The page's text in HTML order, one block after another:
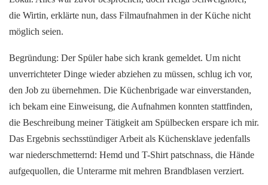
die Wirtin, erklärte nun, dass Filmaufnahmen in der Küche nicht
möglich seien.
Begründung: Der Spüler habe sich krank gemeldet. Um nicht
unverrichteter Dinge wieder abziehen zu müssen, schlug ich vor,
den Job zu übernehmen. Die Küchenbrigade war einverstanden,
ich bekam eine Einweisung, die Aufnahmen konnten stattfinden,
die Beschreibung meiner Tätigkeit am Spülbecken erspare ich mir.
Das Ergebnis sechsstündiger Arbeit als Küchensklave jedenfalls
war niederschmetternd: Hemd und T-Shirt patschnass, die Hände
aufgequollen, die Unterarme mit mehren Brandblasen verziert.